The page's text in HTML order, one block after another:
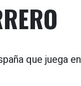
que juega en